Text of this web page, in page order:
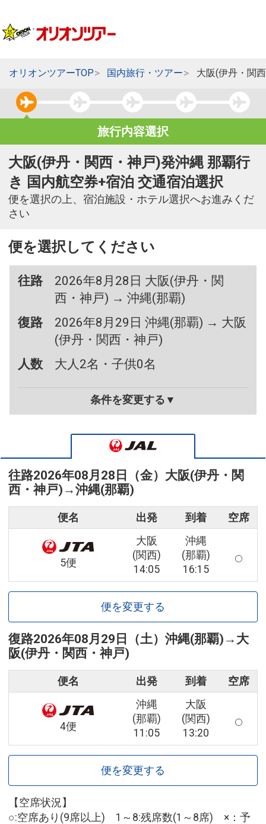
オリオンツアーTOP 国内旅行・ツアー 大阪(伊丹・関
旅行内容選択
大阪(伊丹・関西・神戸)発沖縄 那覇行
き 国内航空券+宿泊 交通宿泊選択
便を選択の上、宿泊施設・ホテル選択へお進みくだ
さい
便を選択してください
往路
2026年8月28日 大阪(伊丹・関
西・神戸) → 沖縄(那覇)
復路
2026年8月29日 沖縄(那覇) → 大阪
(伊丹・関西・神戸)
人数
大人2名・子供0名
条件を変更する▼
往路2026年08月28日（金） 大阪(伊丹・関
西・神戸) →沖縄(那覇)
便名 出発 到着 空席
5便
大阪
(関西)
14:05
沖縄
(那覇)
16:15
便を変更する
復路2026年08月29日（土） 沖縄(那覇) → 大
阪(伊丹・関西・神戸)
便名 出発 到着 空席
4便
沖縄
(那覇)
11:05
大阪
(関西)
13:20
便を変更する
【空席状況】
○:空席あり(9席以上) 1～8:残席数(1～8席) ×：予